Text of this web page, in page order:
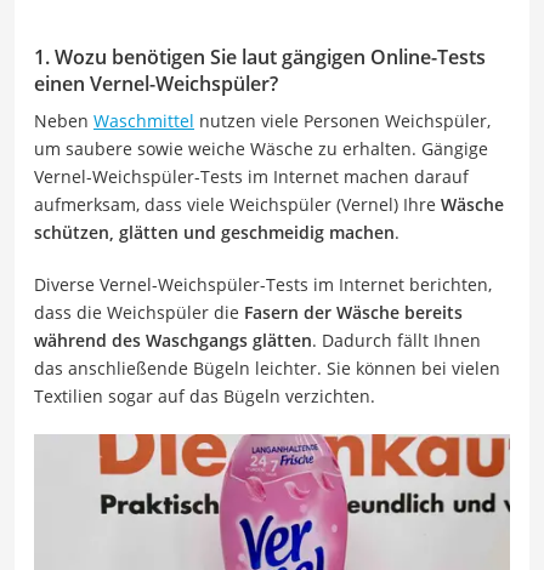
1. Wozu benötigen Sie laut gängigen Online-Tests
einen Vernel-Weichspüler?
Neben Waschmittel nutzen viele Personen Weichspüler,
um saubere sowie weiche Wäsche zu erhalten. Gängige
Vernel-Weichspüler-Tests im Internet machen darauf
aufmerksam, dass viele Weichspüler (Vernel) Ihre Wäsche
schützen, glätten und geschmeidig machen.
Diverse Vernel-Weichspüler-Tests im Internet berichten,
dass die Weichspüler die Fasern der Wäsche bereits
während des Waschgangs glätten. Dadurch fällt Ihnen
das anschließende Bügeln leichter. Sie können bei vielen
Textilien sogar auf das Bügeln verzichten.